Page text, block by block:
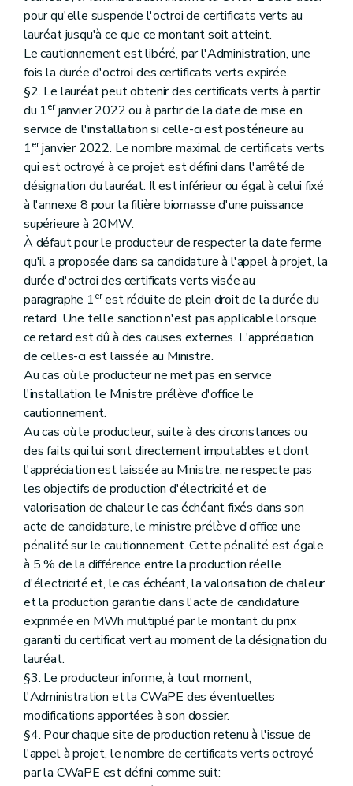
pour qu'elle suspende l'octroi de certificats verts au
lauréat jusqu'à ce que ce montant soit atteint.
Le cautionnement est libéré, par l'Administration, une
fois la durée d'octroi des certificats verts expirée.
§2. Le lauréat peut obtenir des certificats verts à partir
du 1erjanvier 2022 ou à partir de la date de mise en
service de l'installation si celle-ci est postérieure au
1erjanvier 2022. Le nombre maximal de certificats verts
qui est octroyé à ce projet est défini dans l'arrêté de
désignation du lauréat. Il est inférieur ou égal à celui fixé
à l'annexe 8 pour la filière biomasse d'une puissance
supérieure à 20MW.
À défaut pour le producteur de respecter la date ferme
qu'il a proposée dans sa candidature à l'appel à projet, la
durée d'octroi des certificats verts visée au
paragraphe 1erest réduite de plein droit de la durée du
retard. Une telle sanction n'est pas applicable lorsque
ce retard est dû à des causes externes. L'appréciation
de celles-ci est laissée au Ministre.
Au cas où le producteur ne met pas en service
l'installation, le Ministre prélève d'office le
cautionnement.
Au cas où le producteur, suite à des circonstances ou
des faits qui lui sont directement imputables et dont
l'appréciation est laissée au Ministre, ne respecte pas
les objectifs de production d'électricité et de
valorisation de chaleur le cas échéant fixés dans son
acte de candidature, le ministre prélève d'office une
pénalité sur le cautionnement. Cette pénalité est égale
à 5 % de la différence entre la production réelle
d'électricité et, le cas échéant, la valorisation de chaleur
et la production garantie dans l'acte de candidature
exprimée en MWh multiplié par le montant du prix
garanti du certificat vert au moment de la désignation du
lauréat.
§3. Le producteur informe, à tout moment,
l'Administration et la CWaPE des éventuelles
modifications apportées à son dossier.
§4. Pour chaque site de production retenu à l'issue de
l'appel à projet, le nombre de certificats verts octroyé
par la CWaPE est défini comme suit: